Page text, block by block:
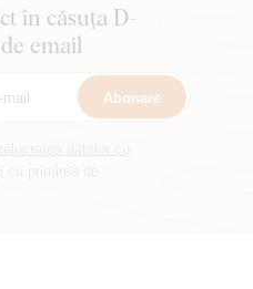
în căsuța D-
email
Abonare